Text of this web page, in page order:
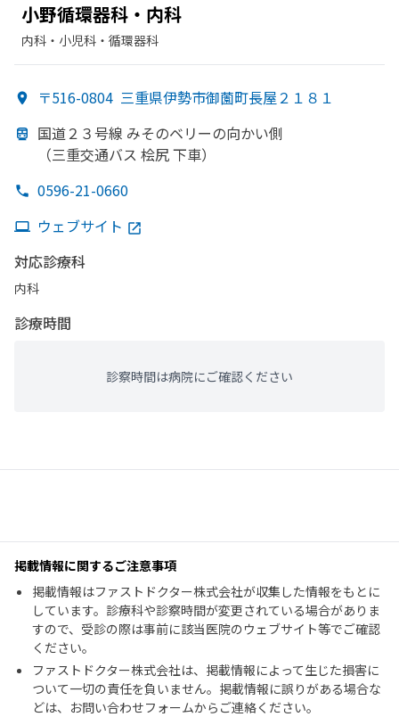
小野循環器科・内科
内科・​小児科・​循環器科
〒516-0804 三重県伊勢市御薗町長屋２１８１
国道２３号線 みそのベリーの向かい側
（三重交通バス 桧尻 下車）
0596-21-0660
ウェブサイト
対応診療科
内科
診療時間
診察時間は病院にご確認ください
掲載情報に関するご注意事項
掲載情報はファストドクター株式会社が収集した情報をもとに
しています。診療科や診察時間が変更されている場合がありま
すので、受診の際は事前に該当医院のウェブサイト等でご確認
ください。
ファストドクター株式会社は、掲載情報によって生じた損害に
ついて一切の責任を負いません。掲載情報に誤りがある場合な
どは、お問い合わせフォームからご連絡ください。